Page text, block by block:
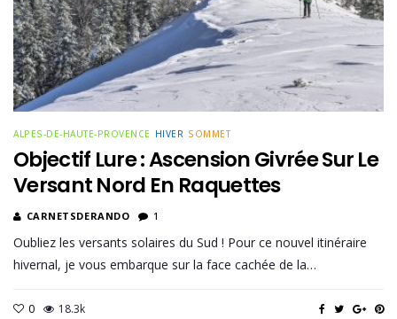
ALPES-DE-HAUTE-PROVENCE HIVER SOMMET
Objectif Lure : Ascension Givrée Sur Le
Versant Nord En Raquettes
CARNETSDERANDO 1
Oubliez les versants solaires du Sud ! Pour ce nouvel itinéraire
hivernal, je vous embarque sur la face cachée de la…
0 18.3k